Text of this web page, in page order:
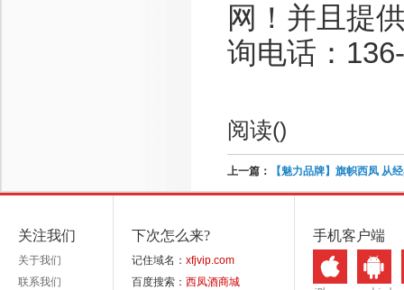
网！并且提
询电话：
阅读()
上一篇： 【魅力品牌】旗帜西凤 从
关注我们
关于我们
联系我们
下次怎么来?
记住域名： xfjvip.com
百度搜索： 西凤酒商城
手机客户端